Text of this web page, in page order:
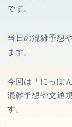
です。
当日の混雑予想
ます。
今回は「にっぽ
混雑予想や交通
す。